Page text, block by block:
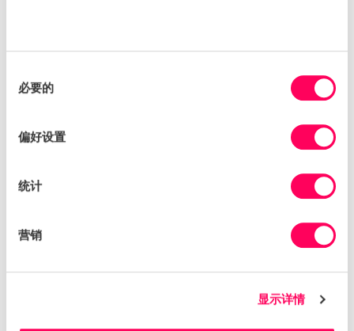
必要的
偏好设置
统计
营销
显示详情
Michelle French
会员董事
Michelle French是Archer Daniels Midland
Company（ADM）的全球可持续发展项目总监，专注于
计划。 Michelle与供应链中的利益相关者，种植者，客户
和其他利益相关者（如非政府组织和投资者）合作，以传达
规部门工作了 10 年。 Michelle拥有伊利诺伊大学厄巴纳-
香槟分校的自然资源和环境科学学士学位，目前担任“从现